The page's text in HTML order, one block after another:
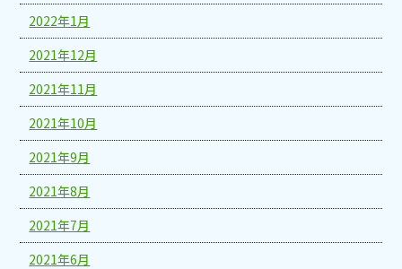
2022年1月
2021年12月
2021年11月
2021年10月
2021年9月
2021年8月
2021年7月
2021年6月